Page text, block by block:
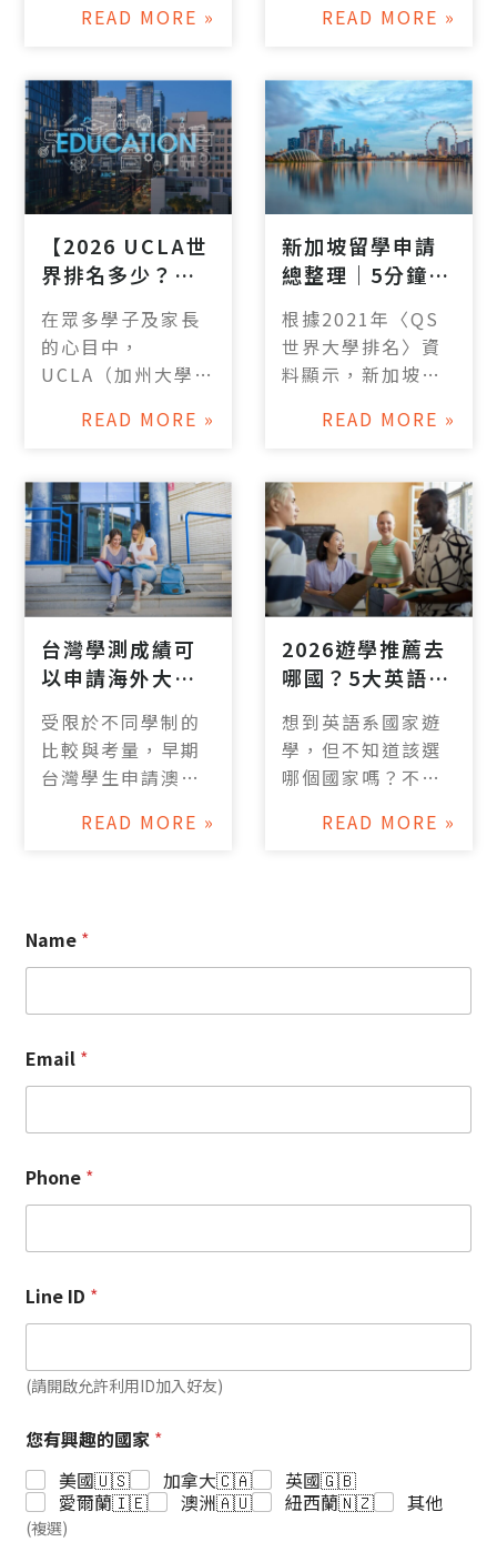
實力深厚的研究備
研究的創新及培養
世界級的人才。學
生們可以選擇從昆
士蘭大學的眾多知
名科系中尋找自己
的興趣所在，昆士
蘭大學也提供了多
種獎學金，幫助學
生們更輕鬆地實現
他們的留學夢想。
READ MORE »
快速獲得學位，而
低，再加上英國豐
富的文化歷史、古
典優美的環境，同
時擁有全球領先的
學術研究和高品質
的教育體系，因此
每年吸引了許多台
灣學生前往求學。
而曼徹斯特大學作
為其中受歡迎的英
國名校之一，更是
特別引人注目！以
下將帶領大家深入
項科系、住宿、申
請門檻、學費與獎
學金等相關資訊。
READ MORE »
【2026 UCLA世
界排名多少？最
新UCLA資訊懶
人包】
在眾多學子及家長
的心目中，
UCLA（加州大學洛
一所學府，更是一
遇的瑰寶，其在美
[…]
READ MORE »
新‌加‌坡‌留‌學‌申‌請‌
總‌整‌理‌｜‌5‌分‌鐘‌瞭‌
解‌新‌加‌坡‌大‌學‌排‌
名‌、申‌請‌條‌件與‌
管‌道
根據2021年〈QS
世界大學排名〉資
料顯示，新加坡國
University of
洋理工大學
（Nanyang
Technological
University,
Singapore），為
全球世界大學排行
前15名的學校，更
分別是全亞洲第
一、第二的名校。
擁有高品質教學環
境與豐富文化地理
優勢的新加坡，已
是眾多學生留學深
READ MORE »
台灣學測成績可
以申請海外大學
及注意事項？
受限於不同學制的
比較與考量，早期
台灣學生申請澳洲
學入學時，多會被
之後才能順利銜接
大一，現在雖然還
高中後還是必須透
過Foundation才
已經有越來越多的
學校開啟了學測大
門，接受台灣學生
總分來申請大一入
READ MORE »
2026遊學推薦去
哪國？5大英語系
解析！
想到英語系國家遊
學，但不知道該選
哪個國家嗎？不同
美國名校雲集、加
打短期英文實力衝
析各國特色＆費
最符合需求的遊學
READ MORE »
Name *
Email *
Phone *
Line ID *
(請開啟允許利用ID加入好友)
您有興趣的國家 *
美國🇺🇸
加拿大🇨🇦
英國🇬🇧
愛爾蘭🇮🇪
澳洲🇦🇺 紐西蘭🇳🇿 其他
(複選)